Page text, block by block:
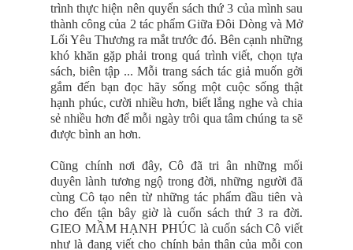
trình thực hiện nên quyển sách thứ 3 của mình sau
thành công của 2 tác phẩm Giữa Đôi Dòng và Mở
Lối Yêu Thương ra mắt trước đó. Bên cạnh những
khó khăn gặp phải trong quá trình viết, chọn tựa
sách, biên tập ... Mỗi trang sách tác giả muốn gởi
gắm đến bạn đọc hãy sống một cuộc sống thật
hạnh phúc, cười nhiều hơn, biết lắng nghe và chia
sẻ nhiều hơn để mỗi ngày trôi qua tâm chúng ta sẽ
được bình an hơn.
Cũng chính nơi đây, Cô đã tri ân những mối
duyên lành tương ngộ trong đời, những người đã
cùng Cô tạo nên từ những tác phẩm đầu tiên và
cho đến tận bây giờ là cuốn sách thứ 3 ra đời.
GIEO MẦM HẠNH PHÚC là cuốn sách Cô viết
như là đang viết cho chính bản thân của mỗi con